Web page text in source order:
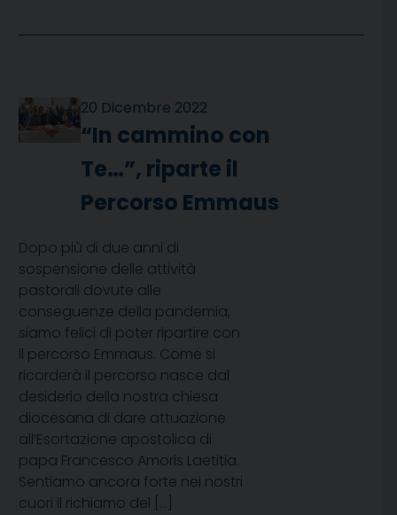
20 Dicembre 2022
“In cammino con
Te…”, riparte il
Percorso Emmaus
Dopo più di due anni di
sospensione delle attività
pastorali dovute alle
conseguenze della pandemia,
siamo felici di poter ripartire con
il percorso Emmaus. Come si
ricorderà il percorso nasce dal
desiderio della nostra chiesa
diocesana di dare attuazione
all’Esortazione apostolica di
papa Francesco Amoris Laetitia.
Sentiamo ancora forte nei nostri
cuori il richiamo del […]